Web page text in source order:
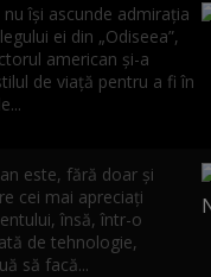
își ascunde admirația
ei din „Odiseea”,
american și-a
de viață pentru a fi în
este, fără doar și
cei mai apreciați
însă, într-o
de tehnologie,
să facă...